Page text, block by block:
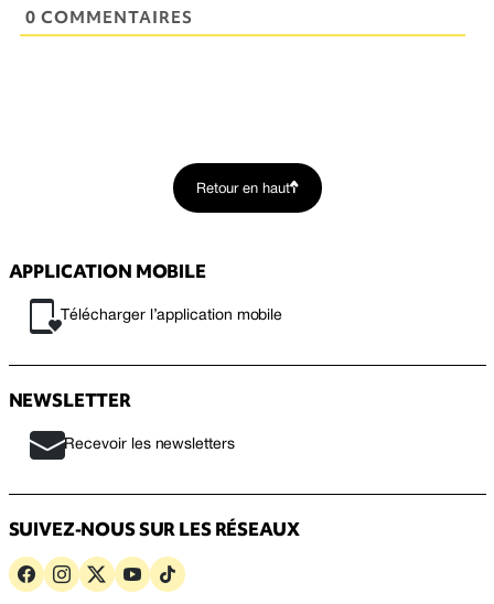
0 COMMENTAIRES
Retour en haut
APPLICATION MOBILE
Télécharger l’application mobile
NEWSLETTER
Recevoir les newsletters
SUIVEZ-NOUS SUR LES RÉSEAUX